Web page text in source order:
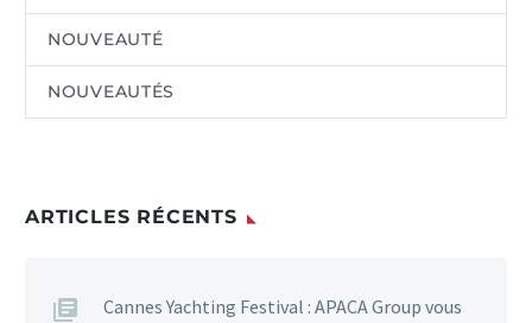
NOUVEAUTÉ
NOUVEAUTÉS
ARTICLES RÉCENTS
Cannes Yachting Festival : APACA Group vous